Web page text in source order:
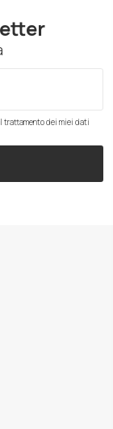
trattamento dei miei dati